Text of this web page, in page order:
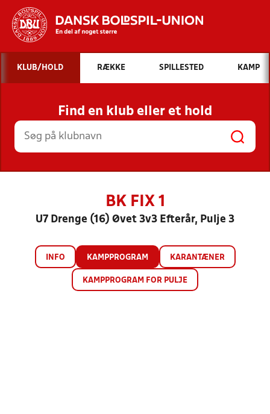
Hvad vil du søge efter?
INDHOLD OG NYHEDER
STILLINGER, RESULTATER, KLUBBER OG
HOLD
KLUB/HOLD RÆKKE SPILLESTED KAMP
Find en klub eller et hold
BK FIX 1
U7 Drenge (16) Øvet 3v3 Efterår, Pulje 3
INFO KAMPPROGRAM KARANTÆNER
KAMPPROGRAM FOR PULJE